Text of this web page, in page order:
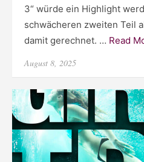
3“ würde ein Highlight
schwächeren zweiten Teil
damit gerechnet. … Read
Posted
August 8, 2025